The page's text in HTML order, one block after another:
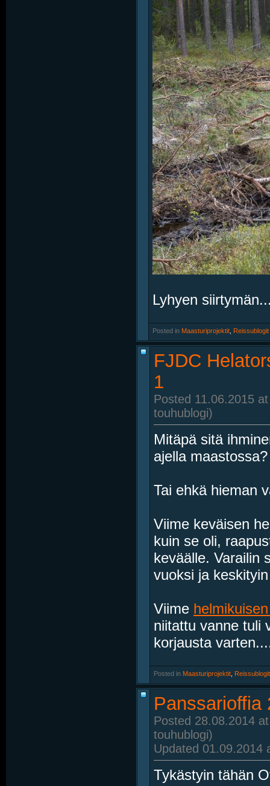
Lyhyen
Posted in Maasturiprojektit Reissublogit
FJDC
1
Posted 11.06.2015
touhublogi)
Mitäpä sitä
ajella
Tai ehkä hieman
Viime keväisen
kuin se oli,
keväälle. Varailin
vuoksi ja
Viime
niitattu vanne tuli
korjausta
Posted in Maasturiprojektit Reissublogit
Panssarioffia
Posted 28.08.2014
touhublogi)
Updated 01.09.2014
Tykästyin tähän